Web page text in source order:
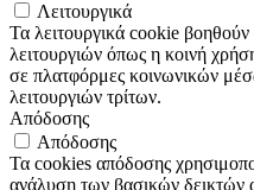
Λειτουργικά
Τα λειτουργικά cookie
λειτουργιών όπως η κοινή
σε πλατφόρμες κοινωνικών
λειτουργιών τρίτων.
Απόδοσης
Απόδοσης
Τα cookies απόδοσης
ανάλυση των βασικών δεικτών